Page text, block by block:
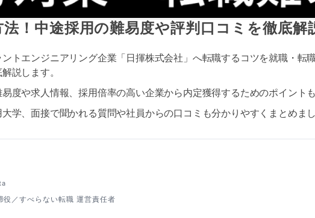
法！中途採用の難易度や評判口コミを徹底解
トエンジニアリング企業「日揮株式会社」へ転職するコツを就職・転
説します。
度や求人情報、採用倍率の高い企業から内定獲得するためのポイント
学、面接で聞かれる質問や社員からの口コミも分かりやすくまとめまし
役／すべらない転職 運営責任者